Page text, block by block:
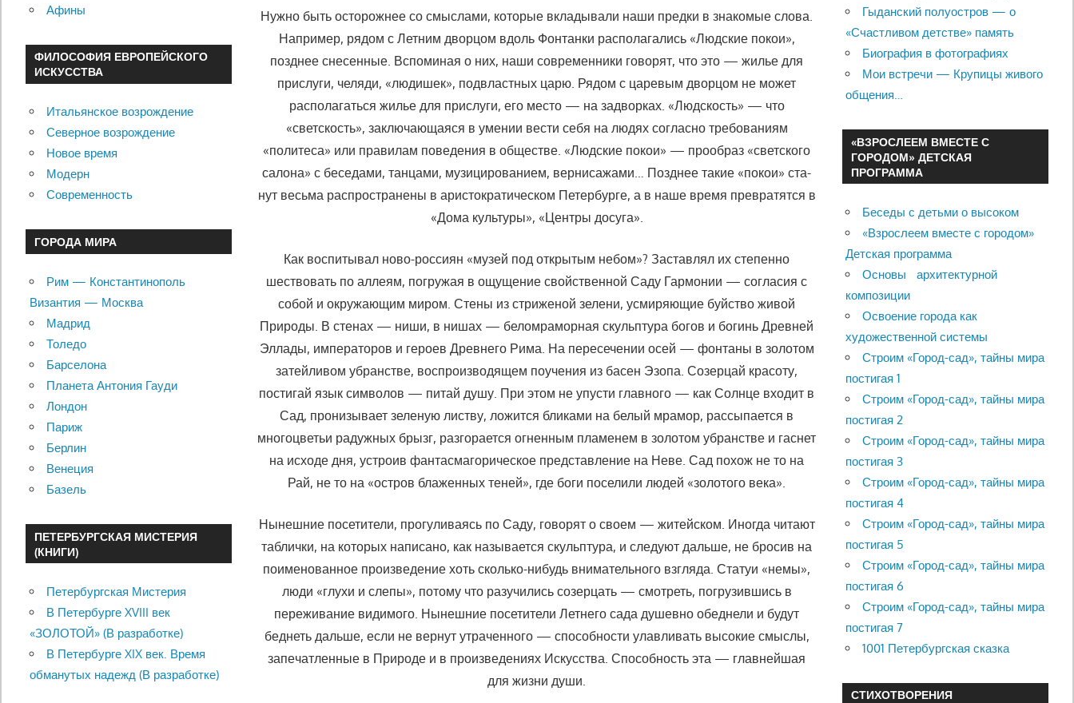
Нужно быть осторожнее со смыслами, которые вкладывали наши предки в знакомые слова.
Например, рядом с Летним дворцом вдоль Фонтанки располагались «Людские покои»,
позднее снесенные. Вспо­миная о них, наши современники говорят, что это — жилье для
прислу­ги, челяди, «людишек», подвластных царю. Рядом с царевым дворцом не может
располагаться жилье для прислуги, его место — на задворках. «Людскость» — что
«светскость», заключающаяся в умении вести себя на людях согласно требованиям
«политеса» или правилам поведения в обществе. «Людские покои» — прообраз «светского
салона» с беседами, танцами, музицированием, вернисажами… Позднее такие «покои» ста­
нут весьма распространены в аристократическом Петербурге, а в наше время превратятся в
«Дома культуры», «Центры досуга».
Как воспитывал ново-россиян «музей под открытым небом»? За­ставлял их степенно
шествовать по аллеям, погружая в ощущение свой­ственной Саду Гармонии — согласия с
собой и окружающим миром. Стены из стриженой зелени, усмиряющие буйство живой
Природы. В стенах — ниши, в нишах — беломраморная скульптура богов и богинь Древней
Эллады, императоров и героев Древнего Рима. На пересече­нии осей — фонтаны в золотом
затейливом убранстве, воспроизводя­щем поучения из басен Эзопа. Созерцай красоту,
постигай язык симво­лов — питай душу. При этом не упусти главного — как Солнце входит в
Сад, пронизывает зеленую листву, ложится бликами на белый мра­мор, рассыпается в
многоцветьи радужных брызг, разгорается огнен­ным пламенем в золотом убранстве и гаснет
на исходе дня, устроив фантасмагорическое представление на Неве. Сад похож не то на
Рай, не то на «остров блаженных теней», где боги поселили людей «золото­го века».
Нынешние посетители, прогуливаясь по Саду, говорят о своем — житейском. Иногда читают
таблички, на которых написано, как назы­вается скульптура, и следуют дальше, не бросив на
поименованное произведение хоть сколько-нибудь внимательного взгляда. Статуи «немы»,
люди «глухи и слепы», потому что разучились созерцать — смотреть, погрузившись в
переживание видимого. Нынешние посети­тели Летнего сада душевно обеднели и будут
беднеть дальше, если не вернут утраченного — способности улавливать высокие смыслы,
запе­чатленные в Природе и в произведениях Искусства. Способность эта — главнейшая
для жизни души.
Афины
ФИЛОСОФИЯ ЕВРОПЕЙСКОГО
ИСКУССТВА
Итальянское возрождение
Северное возрождение
Новое время
Модерн
Современность
ГОРОДА МИРА
Рим — Константинополь
Византия — Москва
Мадрид
Толедо
Барселона
Планета Антония Гауди
Лондон
Париж
Берлин
Венеция
Базель
ПЕТЕРБУРГСКАЯ МИСТЕРИЯ
(КНИГИ)
Петербургская Мистерия
В Петербурге XVIII век
«ЗОЛОТОЙ» (В разработке)
В Петербурге XIX век. Время
обманутых надежд (В разработке)
Гыданский полуостров — о
«Счастливом детстве» память
Биография в фотографиях
Мои встречи — Крупицы живого
общения…
«ВЗРОСЛЕЕМ ВМЕСТЕ С
ГОРОДОМ» ДЕТСКАЯ
ПРОГРАММА
Беседы с детьми о высоком
«Взрослеем вместе с городом»
Детская программа
Основы архитектурной
композиции
Освоение города как
художественной системы
Строим «Город-сад», тайны мира
постигая 1
Строим «Город-сад», тайны мира
постигая 2
Строим «Город-сад», тайны мира
постигая 3
Строим «Город-сад», тайны мира
постигая 4
Строим «Город-сад», тайны мира
постигая 5
Строим «Город-сад», тайны мира
постигая 6
Строим «Город-сад», тайны мира
постигая 7
1001 Петербургская сказка
СТИХОТВОРЕНИЯ